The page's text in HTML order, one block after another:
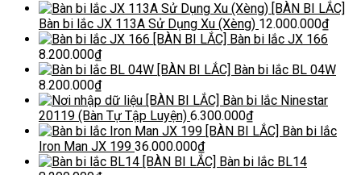
[BÀN BI LẮC]
Bàn bi lắc JX 113A Sử Dụng Xu (Xèng) 12.000.000₫
[BÀN BI LẮC] Bàn bi lắc JX 166
8.200.000₫
[BÀN BI LẮC] Bàn bi lắc BL 04W
8.200.000₫
[BÀN BI LẮC] Bàn bi lắc Ninestar
20119 (Bàn Tự Tập Luyện) 6.300.000₫
[BÀN BI LẮC] Bàn bi lắc
Iron Man JX 199 36.000.000₫
[BÀN BI LẮC] Bàn bi lắc BL14